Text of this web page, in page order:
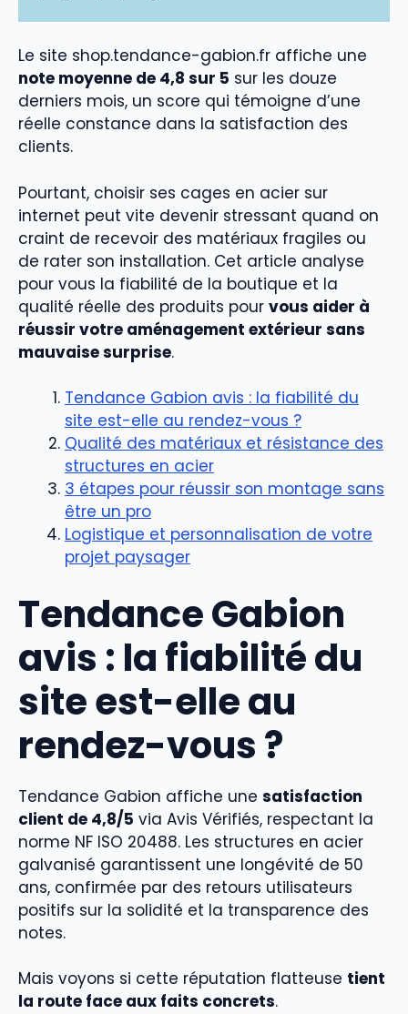
Le site shop.tendance-gabion.fr affiche une
note moyenne de 4,8 sur 5 sur les douze
derniers mois, un score qui témoigne d’une
réelle constance dans la satisfaction des
clients.
Pourtant, choisir ses cages en acier sur
internet peut vite devenir stressant quand on
craint de recevoir des matériaux fragiles ou
de rater son installation. Cet article analyse
pour vous la fiabilité de la boutique et la
qualité réelle des produits pour vous aider à
réussir votre aménagement extérieur sans
mauvaise surprise.
Tendance Gabion avis : la fiabilité du
site est-elle au rendez-vous ?
Qualité des matériaux et résistance des
structures en acier
3 étapes pour réussir son montage sans
être un pro
Logistique et personnalisation de votre
projet paysager
Tendance Gabion
avis : la fiabilité du
site est-elle au
rendez-vous ?
Tendance Gabion affiche une satisfaction
client de 4,8/5 via Avis Vérifiés, respectant la
norme NF ISO 20488. Les structures en acier
galvanisé garantissent une longévité de 50
ans, confirmée par des retours utilisateurs
positifs sur la solidité et la transparence des
notes.
Mais voyons si cette réputation flatteuse tient
la route face aux faits concrets.